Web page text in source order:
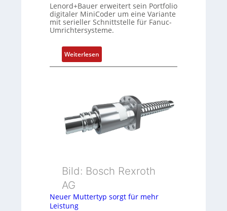
r
t
P
i
n
s
m
u
u
Lenord+Bauer erweitert sein Portfolio
digitaler MiniCoder um eine Variante
mit serieller Schnittstelle für Fanuc-
Umrichtersysteme.
Weiterlesen
D
g
e
b
o
i
Bild: Bosch Rexroth
AG
Neuer Muttertyp sorgt für mehr
Leistung